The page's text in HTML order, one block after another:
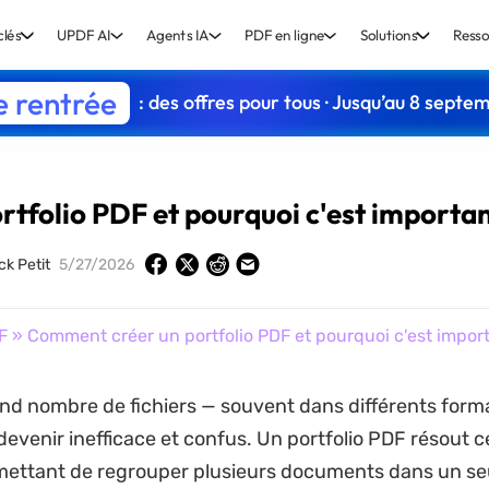
UPDF AI Agents IA PDF en ligne Solutions
rentrée : des offres pour tous · Jusqu’au 8
PDF et pourquoi c'est
Petit 5/27/2026
» Comment créer un portfolio PDF et pourquoi c'est
nombre de fichiers — souvent dans différents
inefficace et confus. Un portfolio PDF résout
de regrouper plusieurs documents dans un